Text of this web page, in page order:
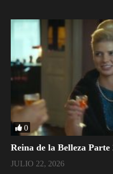
0
Reina de la Belleza
JULIO 22, 2026